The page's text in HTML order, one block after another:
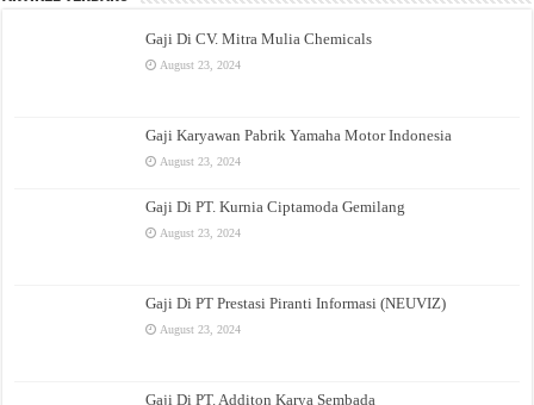
Gaji Di CV. Mitra Mulia Chemicals
August 23, 2024
Gaji Karyawan Pabrik Yamaha Motor Indonesia
August 23, 2024
Gaji Di PT. Kurnia Ciptamoda Gemilang
August 23, 2024
Gaji Di PT Prestasi Piranti Informasi (NEUVIZ)
August 23, 2024
Gaji Di PT. Additon Karya Sembada